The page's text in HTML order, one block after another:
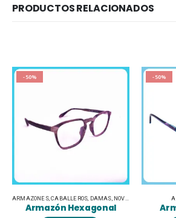
PRODUCTOS RELACIONADOS
-50%
ARMAZONES,CABALLEROS DAMAS NOVEDADES
Armazón Hexagonal
-50%